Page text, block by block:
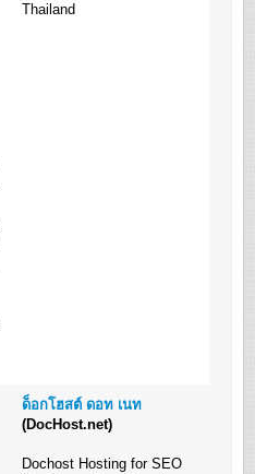
Thailand
ด็อกโฮสต์ ดอท เนท
(DocHost.net)
Dochost Hosting for SEO